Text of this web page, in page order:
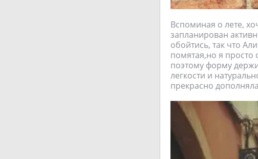
Вспоминая о лете,
запланирован
обойтись, так что
помятая,но я просто
поэтому форму
легкости и
прекрасно